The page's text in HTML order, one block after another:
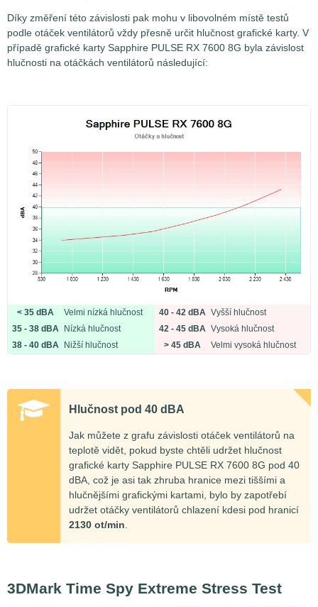
Díky změření této závislosti pak mohu v libovolném místě testů
podle otáček ventilátorů vždy přesně určit hlučnost grafické karty. V
případě grafické karty Sapphire PULSE RX 7600 8G byla závislost
hlučnosti na otáčkách ventilátorů následující:
< 35 dBA Velmi nízká hlučnost 40 - 42 dBA Vyšší hlučnost
35 - 38 dBA
Nízká hlučnost 42 - 45 dBA Vysoká hlučnost
38 - 40 dBA
Nižší hlučnost > 45 dBA Velmi vysoká hlučnost
Hlučnost pod 40 dBA
Jak můžete z grafu závislosti otáček ventilátorů na
teplotě vidět, pokud byste chtěli udržet hlučnost
grafické karty Sapphire PULSE RX 7600 8G pod 40
dBA, což je asi tak zhruba hranice mezi tiššími a
hlučnějšími grafickými kartami, bylo by zapotřebí
udržet otáčky ventilátorů chlazení kdesi pod hranicí
2130 ot/min
3DMark Time Spy Extreme Stress Test